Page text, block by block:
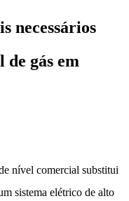
necessários
gás em
nível comercial substitui
sistema elétrico de alto